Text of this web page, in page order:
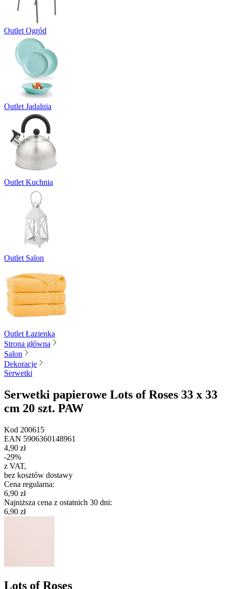
Outlet Ogród
Outlet Jadalnia
Outlet Kuchnia
Outlet Salon
Outlet Łazienka
Strona główna
Salon
Dekoracje
Serwetki
Serwetki papierowe Lots of Roses 33 x 33
cm 20 szt. PAW
Kod 200615
EAN 5906360148961
4,90 zł
-29%
z VAT,
bez kosztów dostawy
Cena regularna:
6,90 zł
Najniższa cena z ostatnich 30 dni:
6,90 zł
Lots of Roses